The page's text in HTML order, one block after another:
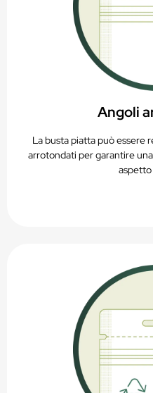
Angoli
La busta piatta può essere
arrotondati per garantire